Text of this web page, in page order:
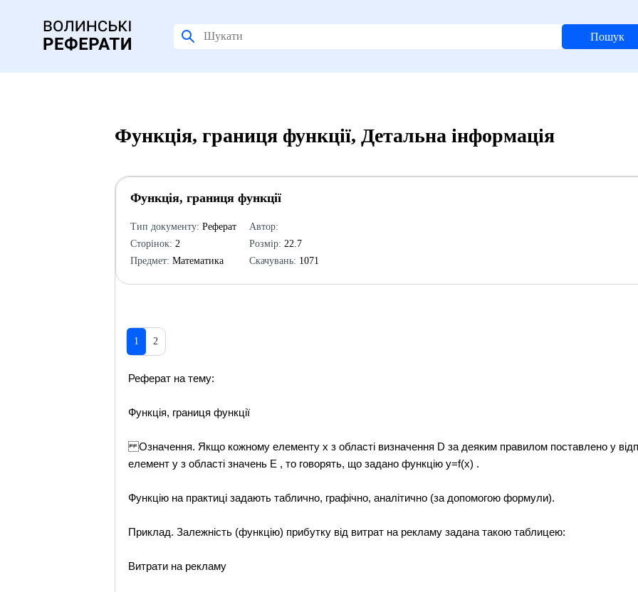
Пошук
Функція, границя функції, Детальна інформація
Функція, границя функції
Тип документу: Реферат
Сторінок: 2
Предмет: Математика
Автор:
Розмір: 22.7
Скачувань: 1071
1 2
Реферат на тему:
Функція, границя функції
Означення. Якщо кожному елементу x з області визначення D за деяким правилом поставлено у
елемент y з області значень E , то говорять, що задано функцію y=f(x) .
Функцію на практиці задають таблично, графічно, аналітично (за допомогою формули).
Приклад. Залежність (функцію) прибутку від витрат на рекламу задана такою таблицею:
Витрати на рекламу